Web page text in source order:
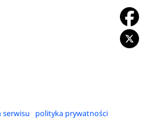
serwisu polityka prywatności